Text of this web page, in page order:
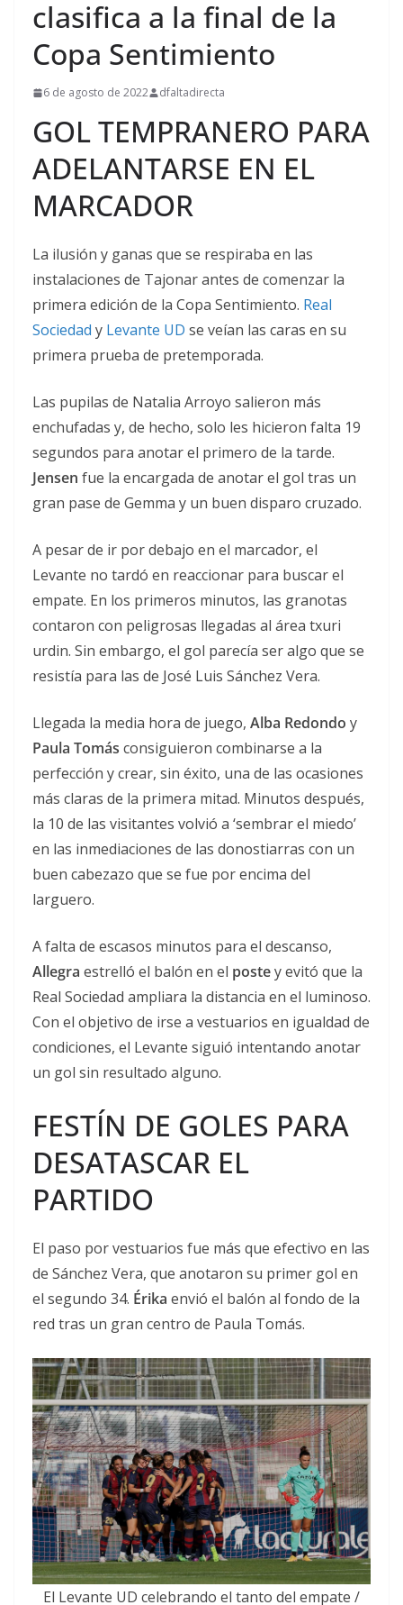
clasifica a la final de la
Copa Sentimiento
6 de agosto de 2022 dfaltadirecta
GOL TEMPRANERO PARA
ADELANTARSE EN EL
MARCADOR
La ilusión y ganas que se respiraba en las
instalaciones de Tajonar antes de comenzar la
primera edición de la Copa Sentimiento. Real
Sociedad y Levante UD se veían las caras en su
primera prueba de pretemporada.
Las pupilas de Natalia Arroyo salieron más
enchufadas y, de hecho, solo les hicieron falta 19
segundos para anotar el primero de la tarde.
Jensen fue la encargada de anotar el gol tras un
gran pase de Gemma y un buen disparo cruzado.
A pesar de ir por debajo en el marcador, el
Levante no tardó en reaccionar para buscar el
empate. En los primeros minutos, las granotas
contaron con peligrosas llegadas al área txuri
urdin. Sin embargo, el gol parecía ser algo que se
resistía para las de José Luis Sánchez Vera.
Llegada la media hora de juego, Alba Redondo y
Paula Tomás consiguieron combinarse a la
perfección y crear, sin éxito, una de las ocasiones
más claras de la primera mitad. Minutos después,
la 10 de las visitantes volvió a ‘sembrar el miedo’
en las inmediaciones de las donostiarras con un
buen cabezazo que se fue por encima del
larguero.
A falta de escasos minutos para el descanso,
Allegra estrelló el balón en el postey evitó que la
Real Sociedad ampliara la distancia en el luminoso.
Con el objetivo de irse a vestuarios en igualdad de
condiciones, el Levante siguió intentando anotar
un gol sin resultado alguno.
FESTÍN DE GOLES PARA
DESATASCAR EL
PARTIDO
El paso por vestuarios fue más que efectivo en las
de Sánchez Vera, que anotaron su primer gol en
el segundo 34. Érika envió el balón al fondo de la
red tras un gran centro de Paula Tomás.
El Levante UD celebrando el tanto del empate /